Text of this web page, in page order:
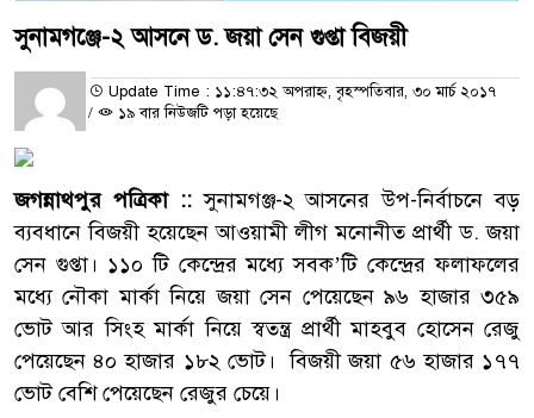
সুনামগঞ্জে-২ আসনে ড. জয়া সেন গুপ্তা বিজয়ী
Update Time : ১১:৪৭:৩২ অপরাহ্ন, বৃহস্পতিবার, ৩০ মার্চ ২০১৭
/
১৯ বার নিউজটি পড়া হয়েছে
জগন্নাথপুর পত্রিকা ::সুনামগঞ্জ-২ আসনের উপ-নির্বাচনে বড়
ব্যবধানে বিজয়ী হয়েছেন আওয়ামী লীগ মনোনীত প্রার্থী ড. জয়া
সেন গুপ্তা। ১১০ টি কেন্দ্রের মধ্যে সবক’টি কেন্দ্রের ফলাফলের
মধ্যে নৌকা মার্কা নিয়ে জয়া সেন পেয়েছেন ৯৬ হাজার ৩৫৯
ভোট আর সিংহ মার্কা নিয়ে স্বতন্ত্র প্রার্থী মাহবুব হোসেন রেজু
পেয়েছেন ৪০ হাজার ১৮২ ভোট। বিজয়ী জয়া ৫৬ হাজার ১৭৭
ভোট বেশি পেয়েছেন রেজুর চেয়ে।